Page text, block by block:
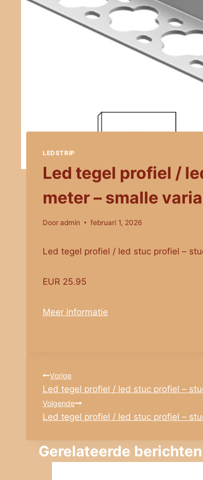
LEDSTRIP
Led tegel profiel /
meter – smalle
Dooradmin februari 1, 2026
Led tegel profiel / led stuc profiel –
EUR 25.95
Meer informatie
Bericht
navigatie
Vorige
Led tegel profiel / led stuc profiel –
Volgende
Led tegel profiel / led stuc profiel –
Gerelateerde berichten